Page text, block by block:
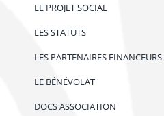
LE PROJET SOCIAL
LES STATUTS
LES PARTENAIRES FINANCEURS
LE BÉNÉVOLAT
DOCS ASSOCIATION